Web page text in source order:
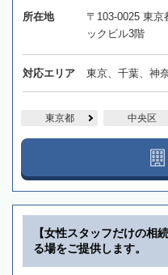
所在地
〒103-0025 東京
ックビル3階
対応エリア 東京、千葉、神
東京都 中央区
【女性スタッフだけの相
る場をご提供します。